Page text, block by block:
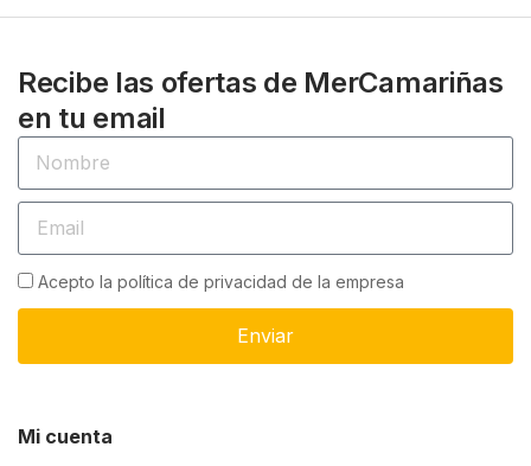
Recibe las ofertas de MerCamariñas
en tu email
Acepto la política de privacidad de la empresa
Enviar
Mi cuenta